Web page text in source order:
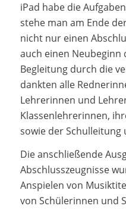
iPad habe die
stehe man am Ende
nicht nur einen
auch einen Neubeginn
Begleitung durch die
dankten alle
Lehrerinnen und
Klassenlehrerinnen,
sowie der Schulleitung
Die anschließende
Abschlusszeugnisse
Anspielen von
von Schülerinnen und